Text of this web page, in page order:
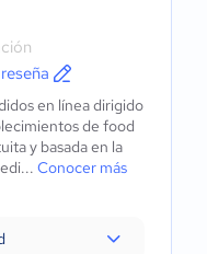
en línea dirigido
de food
y basada en la
Conocer más